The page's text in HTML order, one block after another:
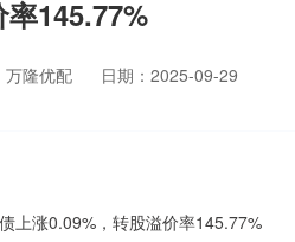
145.77%
万隆优配
日期：2025-09-29